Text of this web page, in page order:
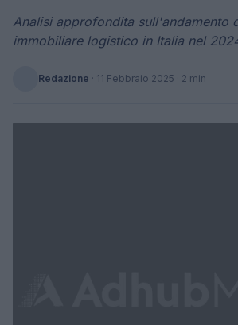
Analisi approfondita sull'andamento
immobiliare logistico in Italia nel
Redazione · 11 Febbraio 2025 · 2 min